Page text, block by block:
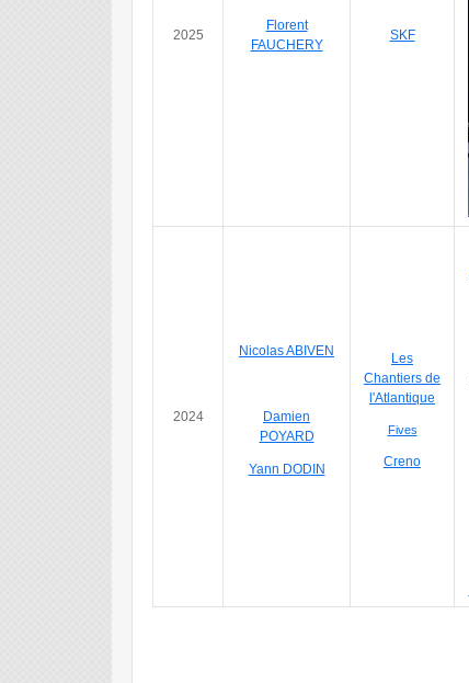
2025
Florent
FAUCHERY
SKF
2024
Nicolas ABIVEN
Damien
POYARD
Yann DODIN
Les
Chantiers de
l'Atlantique
Fives
Creno